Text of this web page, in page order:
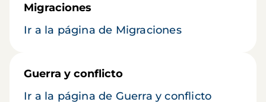
Migraciones
Ir a la página de Migraciones
Guerra y conflicto
Ir a la página de Guerra y conflicto